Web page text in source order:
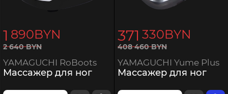
1 890BYN
2 640BYN
YAMAGUCHI RoBoots
Массажер для ног
371 330BYN
408 460BYN
YAMAGUCHI Yume Plus
Массажер для ног